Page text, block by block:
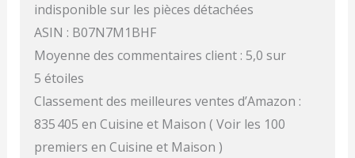
indisponible sur les pièces détachées
ASIN : B07N7M1BHF
Moyenne des commentaires client : 5,0 sur
5 étoiles
Classement des meilleures ventes d’Amazon :
835 405 en Cuisine et Maison ( Voir les 100
premiers en Cuisine et Maison )